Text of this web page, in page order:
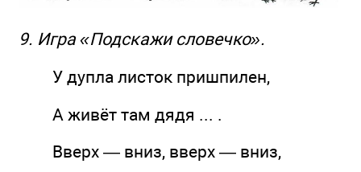
9. Игра «Подскажи словечко».
У дупла листок пришпилен,
А живёт там дядя ... .
Вверх — вниз, вверх — вниз,